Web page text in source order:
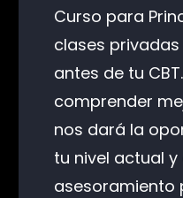
Curso para
clases
antes de tu
comprender
nos dará la
tu nivel actual
asesoramiento